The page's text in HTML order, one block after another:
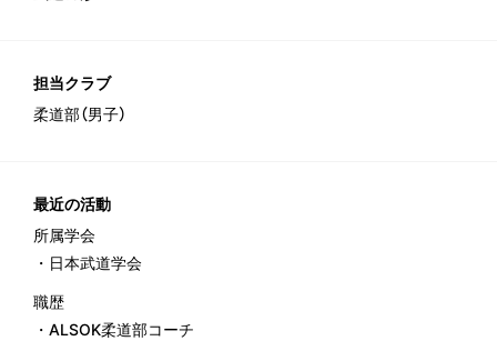
担当クラブ
柔道部（男子）
最近の活動
所属学会
・日本武道学会
職歴
・ALSOK柔道部コーチ